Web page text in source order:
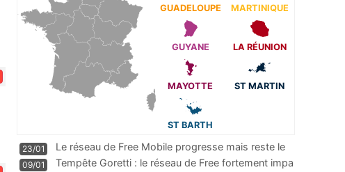
GUADELOUPE MARTINIQUE
GUYANE LA RÉUNION
MAYOTTE ST MARTIN
ST BARTH
23/01
Le réseau de Free Mobile progresse mais reste le
m
...
09/01
Tempête Goretti : le réseau de Free fortement impa